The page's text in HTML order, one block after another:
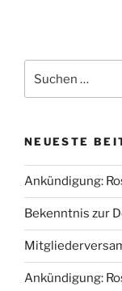
nach:
NEUESTE
Ankündigung:
Bekenntnis zur
Ankündigung: